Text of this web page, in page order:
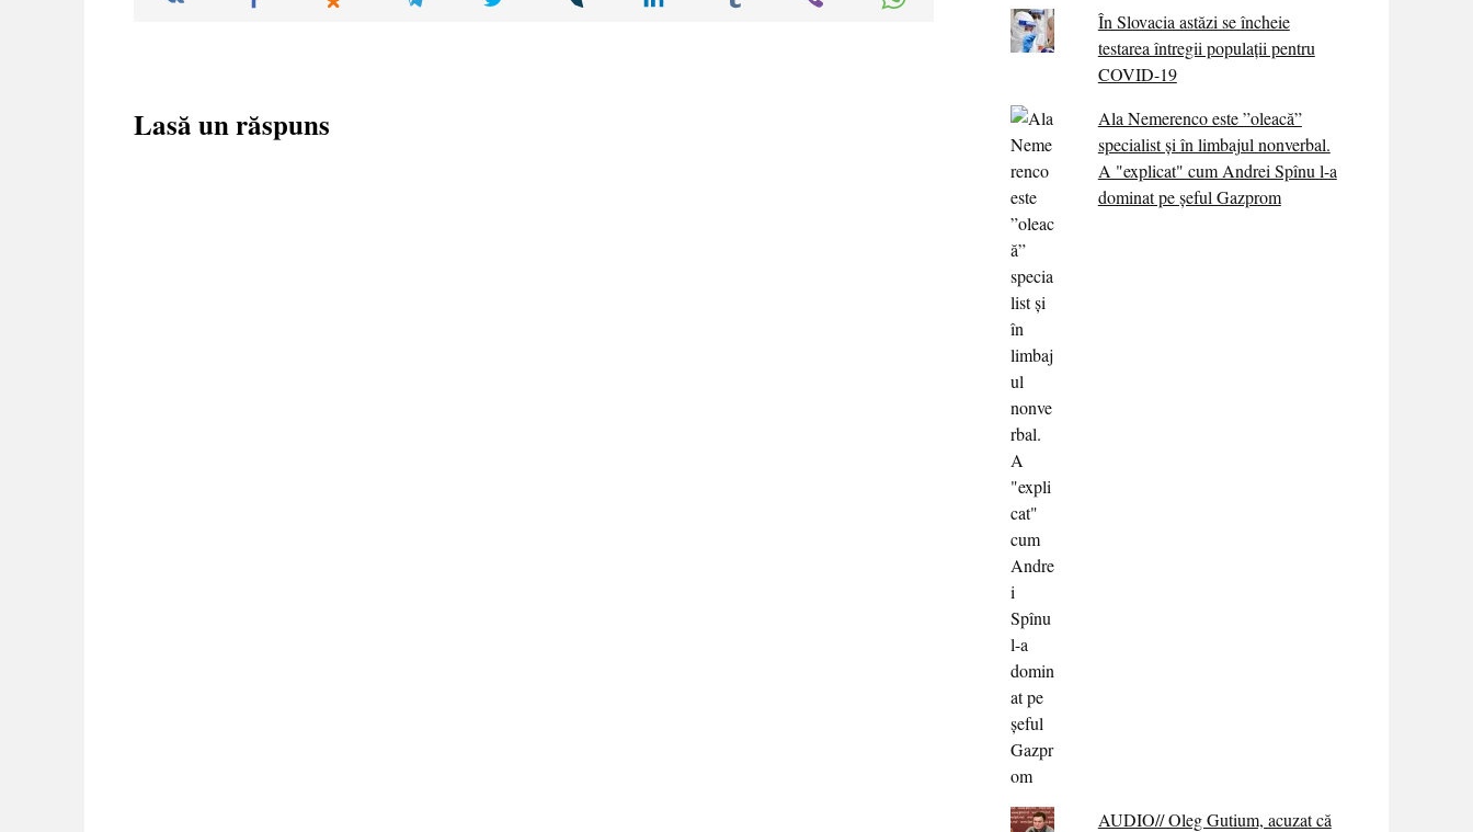
Lasă un răspuns
În Slovacia astăzi se încheie
testarea întregii populații pentru
COVID-19
Ala Nemerenco este ”oleacă”
specialist și în limbajul nonverbal.
A "explicat" cum Andrei Spînu l-a
dominat pe șeful Gazprom
AUDIO// Oleg Gutium, acuzat că